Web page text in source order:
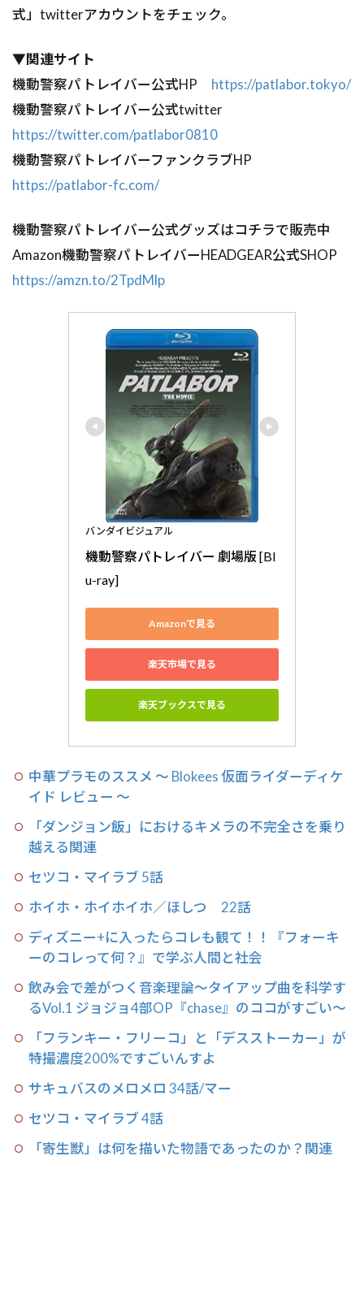
式」twitterアカウントをチェック。
▼関連サイト
機動警察パトレイバー公式HP https://patlabor.tokyo/
機動警察パトレイバー公式twitter
https://twitter.com/patlabor0810
機動警察パトレイバーファンクラブHP
https://patlabor-fc.com/
機動警察パトレイバー公式グッズはコチラで販売中
Amazon機動警察パトレイバーHEADGEAR公式SHOP
https://amzn.to/2TpdMlp
バンダイビジュアル
機動警察パトレイバー 劇場版 [Bl
u-ray]
Amazonで見る
楽天市場で見る
楽天ブックスで見る
中華プラモのススメ 〜 Blokees 仮面ライダーディケ
イド レビュー 〜
「ダンジョン飯」におけるキメラの不完全さを乗り
越える関連
セツコ・マイラブ 5話
ホイホ・ホイホイホ／ほしつ 22話
ディズニー+に入ったらコレも観て！！『フォーキ
ーのコレって何？』で学ぶ人間と社会
飲み会で差がつく音楽理論〜タイアップ曲を科学す
るVol.1 ジョジョ4部OP『chase』のココがすごい〜
「フランキー・フリーコ」と「デスストーカー」が
特撮濃度200%ですごいんすよ
サキュバスのメロメロ 34話/マー
セツコ・マイラブ 4話
「寄生獣」は何を描いた物語であったのか？関連